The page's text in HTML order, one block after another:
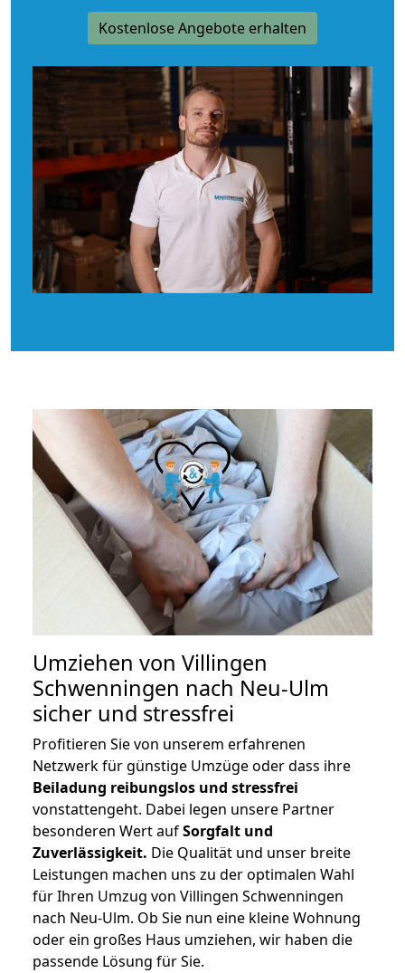
Kostenlose Angebote erhalten
Umziehen von Villingen
Schwenningen nach Neu-Ulm
sicher und stressfrei
Profitieren Sie von unserem erfahrenen
Netzwerk für günstige Umzüge oder dass ihre
Beiladung reibungslos und stressfrei
vonstattengeht. Dabei legen unsere Partner
besonderen Wert aufSorgfalt und
Zuverlässigkeit. Die Qualität und unser breite
Leistungen machen uns zu der optimalen Wahl
für Ihren Umzug von Villingen Schwenningen
nach Neu-Ulm. Ob Sie nun eine kleine Wohnung
oder ein großes Haus umziehen, wir haben die
passende Lösung für Sie.